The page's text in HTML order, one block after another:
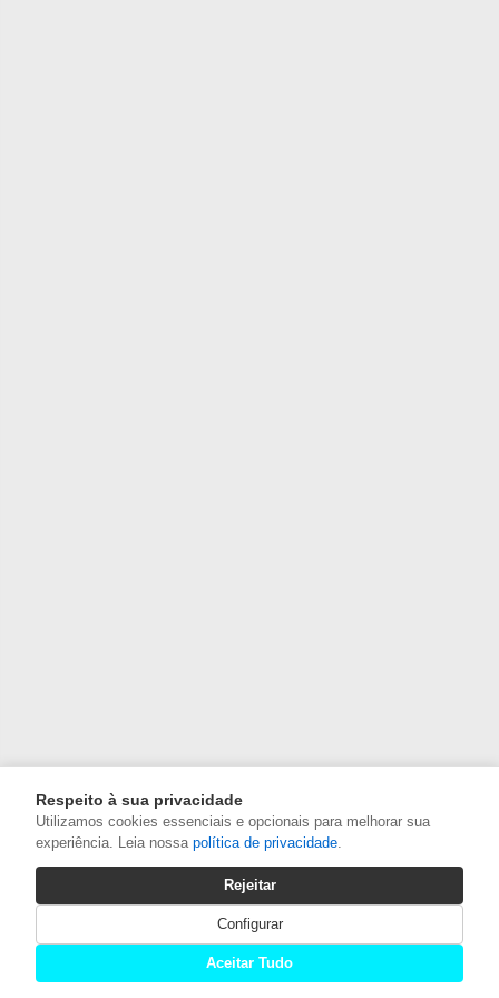
Respeito à sua privacidade
Utilizamos cookies essenciais e opcionais para melhorar sua
experiência. Leia nossa política de privacidade.
Rejeitar
Configurar
Aceitar Tudo